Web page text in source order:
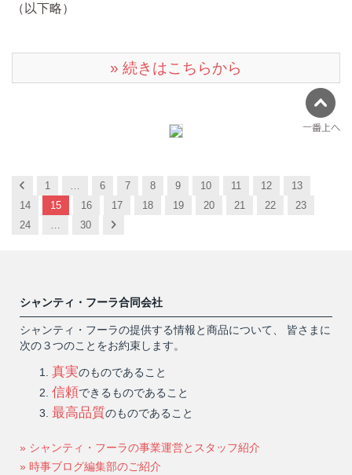
（以下略）
» 続きはこちらから
Previous
1 … 6 7 8 9 10 11 12
13
14
15 16 17 18 19 20 21 22
23
24
… 30 Next
シャンティ・フーラ合同会社
シャンティ・フーラの提供する情報と商品について、 皆さまに
次の３つのことをお約束します。
真実のものであること
信頼できるものであること
最高品質のものであること
» シャンティ・フーラの事業運営とスタッフ紹介
» 時事ブログ編集部のご紹介